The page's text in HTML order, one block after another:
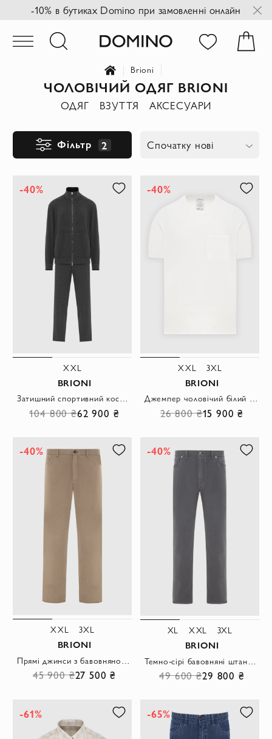
-10% в бутиках Domino при замовленні онлайн
Brioni
ЧОЛОВІЧИЙ ОДЯГ BRIONI
ОДЯГ ВЗУТТЯ АКСЕСУАРИ
Фільтр 2 Спочатку нові
-40%
XXL
BRIONI
Затишний спортивний костюм із еластичними манжетами та гладкою фактурою
104 800 ₴62 900 ₴
-40%
XXL 3XL
BRIONI
Джемпер чоловічий білий бавовняний з кишенею на грудях
26 800 ₴15 900 ₴
-40%
XXL 3XL
BRIONI
45 900 ₴27 500 ₴
-40%
XL XXL 3XL
BRIONI
49 600 ₴29 800 ₴
-61% -65%